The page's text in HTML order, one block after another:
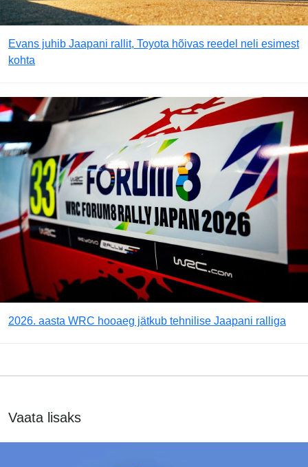
Evans juhib Jaapani rallit, Toyota hõivas reedel neli esimest
kohta
2026. aasta WRC hooaeg jätkub tehnilise Jaapani ralliga
Vaata lisaks